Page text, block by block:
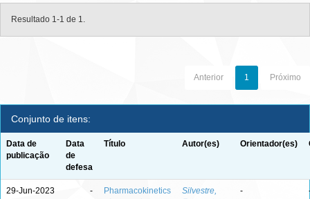
Resultado 1-1 de 1.
Anterior 1 Próximo
Conjunto de itens:
Data de
publicação
Data
de
defesa
Título Autor(es) Orientador(es)
29-Jun-2023 -
Pharmacokinetics
Silvestre,
-